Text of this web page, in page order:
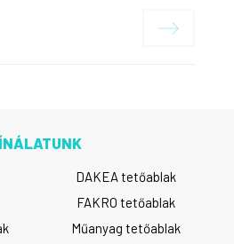
DAKEA tetőablak
FAKRO tetőablak
Műanyag tetőablak